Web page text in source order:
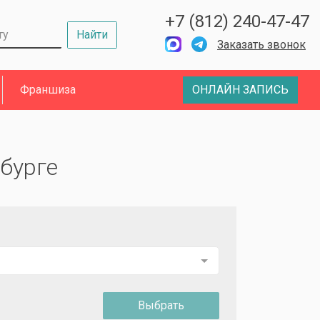
Найти
+7 (812) 240-47-47
Заказать звонок
Франшиза ОНЛАЙН ЗАПИСЬ
Выбрать